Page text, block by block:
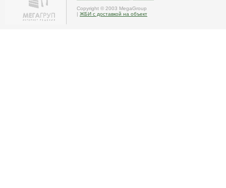
Copyright © 2003 MegaGroup
| ЖБИ с доставкой на объект